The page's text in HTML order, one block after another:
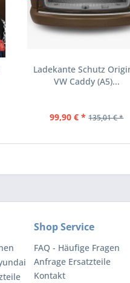
Ladekante Schutz
VW Caddy (A5)...
99,90 € * 135,01 € *
Shop Service
FAQ - Häufige Fragen
Anfrage Ersatzteile
Kontakt